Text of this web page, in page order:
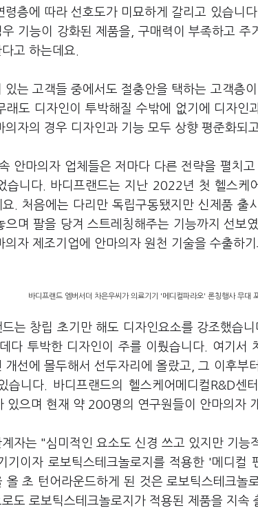
령층에 따라 선호도가 미묘하게 갈리고 있습니
기능이 강화된 제품을, 구매력이 부족하고 주
고 하는데요.
있는 고객들 중에서도 절충안을 택하는 고객층
래도 디자인이 투박해질 수밖에 없기에 디자
의자의 경우 디자인과 기능 모두 상향 평준화되
안마의자 업체들은 저마다 다른 전략을 펼치
습니다. 바디프랜드는 지난 2022년 첫 헬스케
. 처음에는 다리만 독립구동됐지만 신제품 출
으며 팔을 당겨 스트레칭해주는 기능까지 선보
의자 제조기업에 안마의자 원천 기술을 수출하기
바디프랜드 엠버서더 차은우씨가 의료기기 '메디컬파라오' 론칭행사 무대
드는 창립 초기만 해도 디자인요소를 강조했습
다 투박한 디자인이 주를 이뤘습니다. 여기서
개선에 몰두해서 선두자리에 올랐고, 그 이후부
습니다. 바디프랜드의 헬스케어메디컬R&D센
있으며 현재 약 200명의 연구원들이 안마의자
자는 "심미적인 요소도 신경 쓰고 있지만 기능
기이자 로보틱스테크놀로지를 적용한 '메디컬
올 초 턴어라운드하게 된 것은 로보틱스테크놀
도 로보틱스테크놀로지가 적용된 제품을 지속